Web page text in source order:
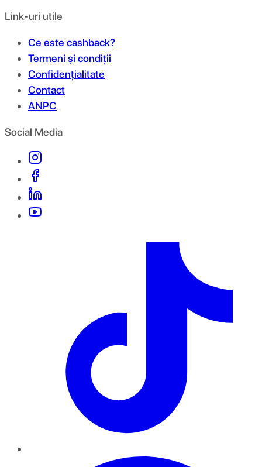
Link-uri utile
Ce este cashback?
Termeni și condiții
Confidențialitate
Contact
ANPC
Social Media